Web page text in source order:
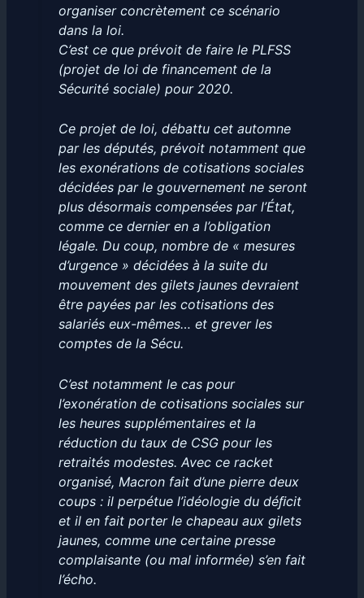
organiser concrètement ce scénario
dans la loi.
C’est ce que prévoit de faire le PLFSS
(projet de loi de financement de la
Sécurité sociale) pour 2020.
Ce projet de loi, débattu cet automne
par les députés, prévoit notamment que
les exonérations de cotisations sociales
décidées par le gouvernement ne seront
plus désormais compensées par l’État,
comme ce dernier en a l’obligation
légale. Du coup, nombre de « mesures
d’urgence » décidées à la suite du
mouvement des gilets jaunes devraient
être payées par les cotisations des
salariés eux-mêmes… et grever les
comptes de la Sécu.
C’est notamment le cas pour
l’exonération de cotisations sociales sur
les heures supplémentaires et la
réduction du taux de CSG pour les
retraités modestes. Avec ce racket
organisé, Macron fait d’une pierre deux
coups : il perpétue l’idéologie du déﬁcit
et il en fait porter le chapeau aux gilets
jaunes, comme une certaine presse
complaisante (ou mal informée) s’en fait
l’écho.